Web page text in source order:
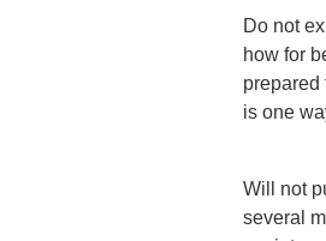
Do not
how for
prepared
is one
Will not
several